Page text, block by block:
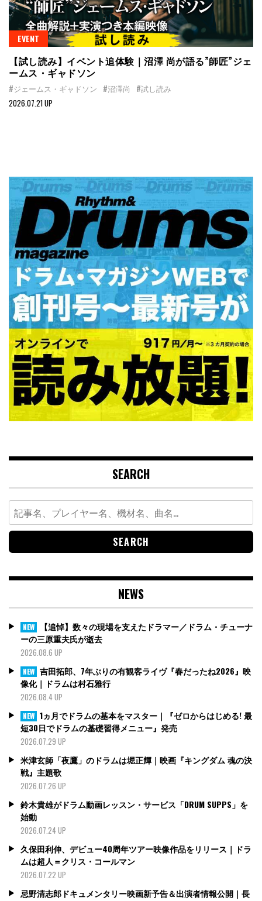
EVENT
【試し読み】イベント追体験｜沼澤 尚が語る”師匠”ジェ
ームス・ギャドソン
#ジェームス・ギャドソン #沼澤尚
#試し読み
2026.07.21 UP
SEARCH
Search
for:
NEWS
NEW
【追悼】数々の現場を支えたドラマー／ドラム・チューナ
ーの三原重夫氏が逝去
2026.08.6 UP
NEW 吉田拓郎、7年ぶりの有観客ライヴ『春だったね2026』映
像化｜ドラムは村石雅行
2026.08.4 UP
NEW 1ヵ月でドラムの基本をマスター｜『ゼロからはじめる! 最
短30日でドラムの基礎習得メニュー』発売
2026.07.29 UP
米津玄師「夜鷹」のドラムは堀正輝｜映画『キングダム 魂の決
戦』主題歌
2026.07.26 UP
鈴木貴雄がドラム動画レッスン・サービス「DRUM SUPPS」を
始動
2026.07.24 UP
久保田利伸、デビュー40周年ツアー映像作品をリリース｜ドラ
ムは超人＝クリス・コールマン
2026.07.22 UP
忌野清志郎ドキュメンタリー映画新予告＆出演者情報公開｜長